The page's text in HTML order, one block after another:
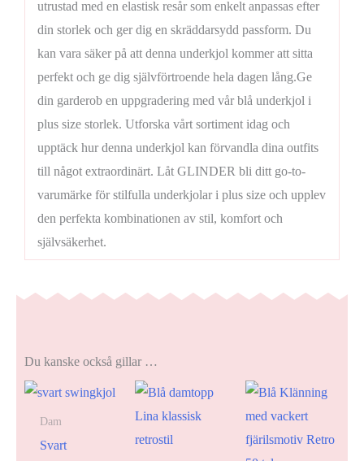
utrustad med en elastisk resår som enkelt anpassas efter
din storlek och ger dig en skräddarsydd passform. Du
kan vara säker på att denna underkjol kommer att sitta
perfekt och ge dig självförtroende hela dagen lång.Ge
din garderob en uppgradering med vår blå underkjol i
plus size storlek. Utforska vårt sortiment idag och
upptäck hur denna underkjol kan förvandla dina outfits
till något extraordinärt. Låt GLINDER bli ditt go-to-
varumärke för stilfulla underkjolar i plus size och upplev
den perfekta kombinationen av stil, komfort och
självsäkerhet.
Du kanske också gillar …
Dam
Svart